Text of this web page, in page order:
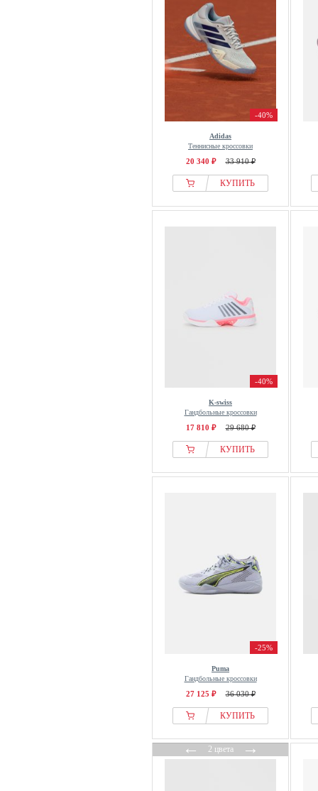
-40%
Adidas
Теннисные кроссовки
20 340 ₽ 33 910 ₽
КУПИТЬ
-40%
K-swiss
Гандбольные кроссовки
17 810 ₽ 29 680 ₽
КУПИТЬ
-25%
Puma
Гандбольные кроссовки
27 125 ₽ 36 030 ₽
КУПИТЬ
←2 цвета→